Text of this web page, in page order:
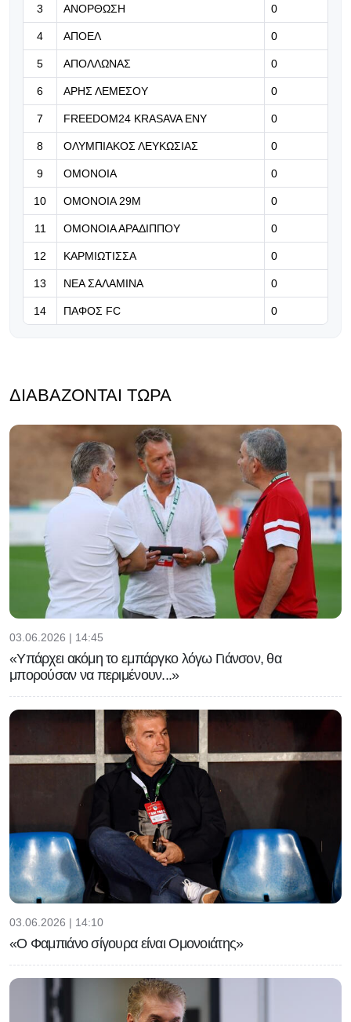
07.08.2026 | 12:46
«Έχουμε την ομάδα να πετύχουμε
πολλά -πρέπει να το πιστέψουμε»
07.08.2026 | 12:36
Νέο φιλικό στο πρόγραμμα της ΑΕΚ
«Πρέπει να κάνουμε την υπέρβαση»
3 ΑΝΟΡΘΩΣΗ 0
4 ΑΠΟΕΛ 0
5 ΑΠΟΛΛΩΝΑΣ 0
6 ΑΡΗΣ ΛΕΜΕΣΟΥ 0
7 FREEDOM24 KRASAVA ΕΝΥ 0
8 ΟΛΥΜΠΙΑΚΟΣ ΛΕΥΚΩΣΙΑΣ 0
9 ΟΜΟΝΟΙΑ 0
10 ΟΜΟΝΟΙΑ 29Μ 0
11 ΟΜΟΝΟΙΑ ΑΡΑΔΙΠΠΟΥ 0
12 ΚΑΡΜΙΩΤΙΣΣΑ 0
13 ΝΕΑ ΣΑΛΑΜΙΝΑ 0
14 ΠΑΦΟΣ FC 0
ΔΙΑΒΆΖΟΝΤΑΙ ΤΏΡΑ
03.06.2026 | 14:45
«Υπάρχει ακόμη το εμπάργκο λόγω Γιάνσον, θα
μπορούσαν να περιμένουν...»
03.06.2026 | 14:10
«Ο Φαμπιάνο σίγουρα είναι Ομονοιάτης»